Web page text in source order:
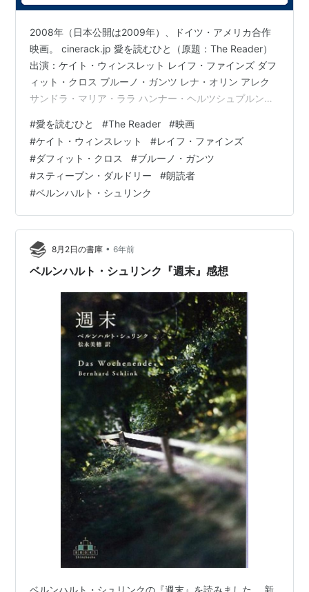
2008年（日本公開は2009年）、ドイツ・アメリカ合作
映画。 cinerack.jp 愛を読むひと（原題：The Reader）
出演：ケイト・ウィンスレット レイフ・ファインズ ダフ
ィット・クロス ブルーノ・ガンツ レナ・オリン アレク
サンドラ・マリア・ララ ハンナー・ヘルツシュプルング
原作：『朗読者』ベルンハルト・シュリンク youtu.be 本
を読み始めたところで、「おや、ドイツ語じゃないね
ぇ」って思った。遅い。 リンク
#愛を読むひと #The Reader #映画
#ケイト・ウィンスレット #レイフ・ファインズ
#ダフィット・クロス #ブルーノ・ガンツ
#スティーブン・ダルドリー #朗読者
#ベルンハルト・シュリンク
8月2日の書庫 • 6年前
ベルンハルト・シュリンク『週末』感想
ベルンハルト・シュリンクの『週末』を読みました。 新